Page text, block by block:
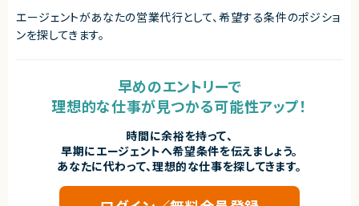
エージェントがあなたの営業代行として、希望する条件のポジショ
ンを探してきます。
早めのエントリーで
理想的な仕事が見つかる可能性アップ！
時間に余裕を持って、
早期にエージェントへ希望条件を伝えましょう。
あなたに代わって、理想的な仕事を探してきます。